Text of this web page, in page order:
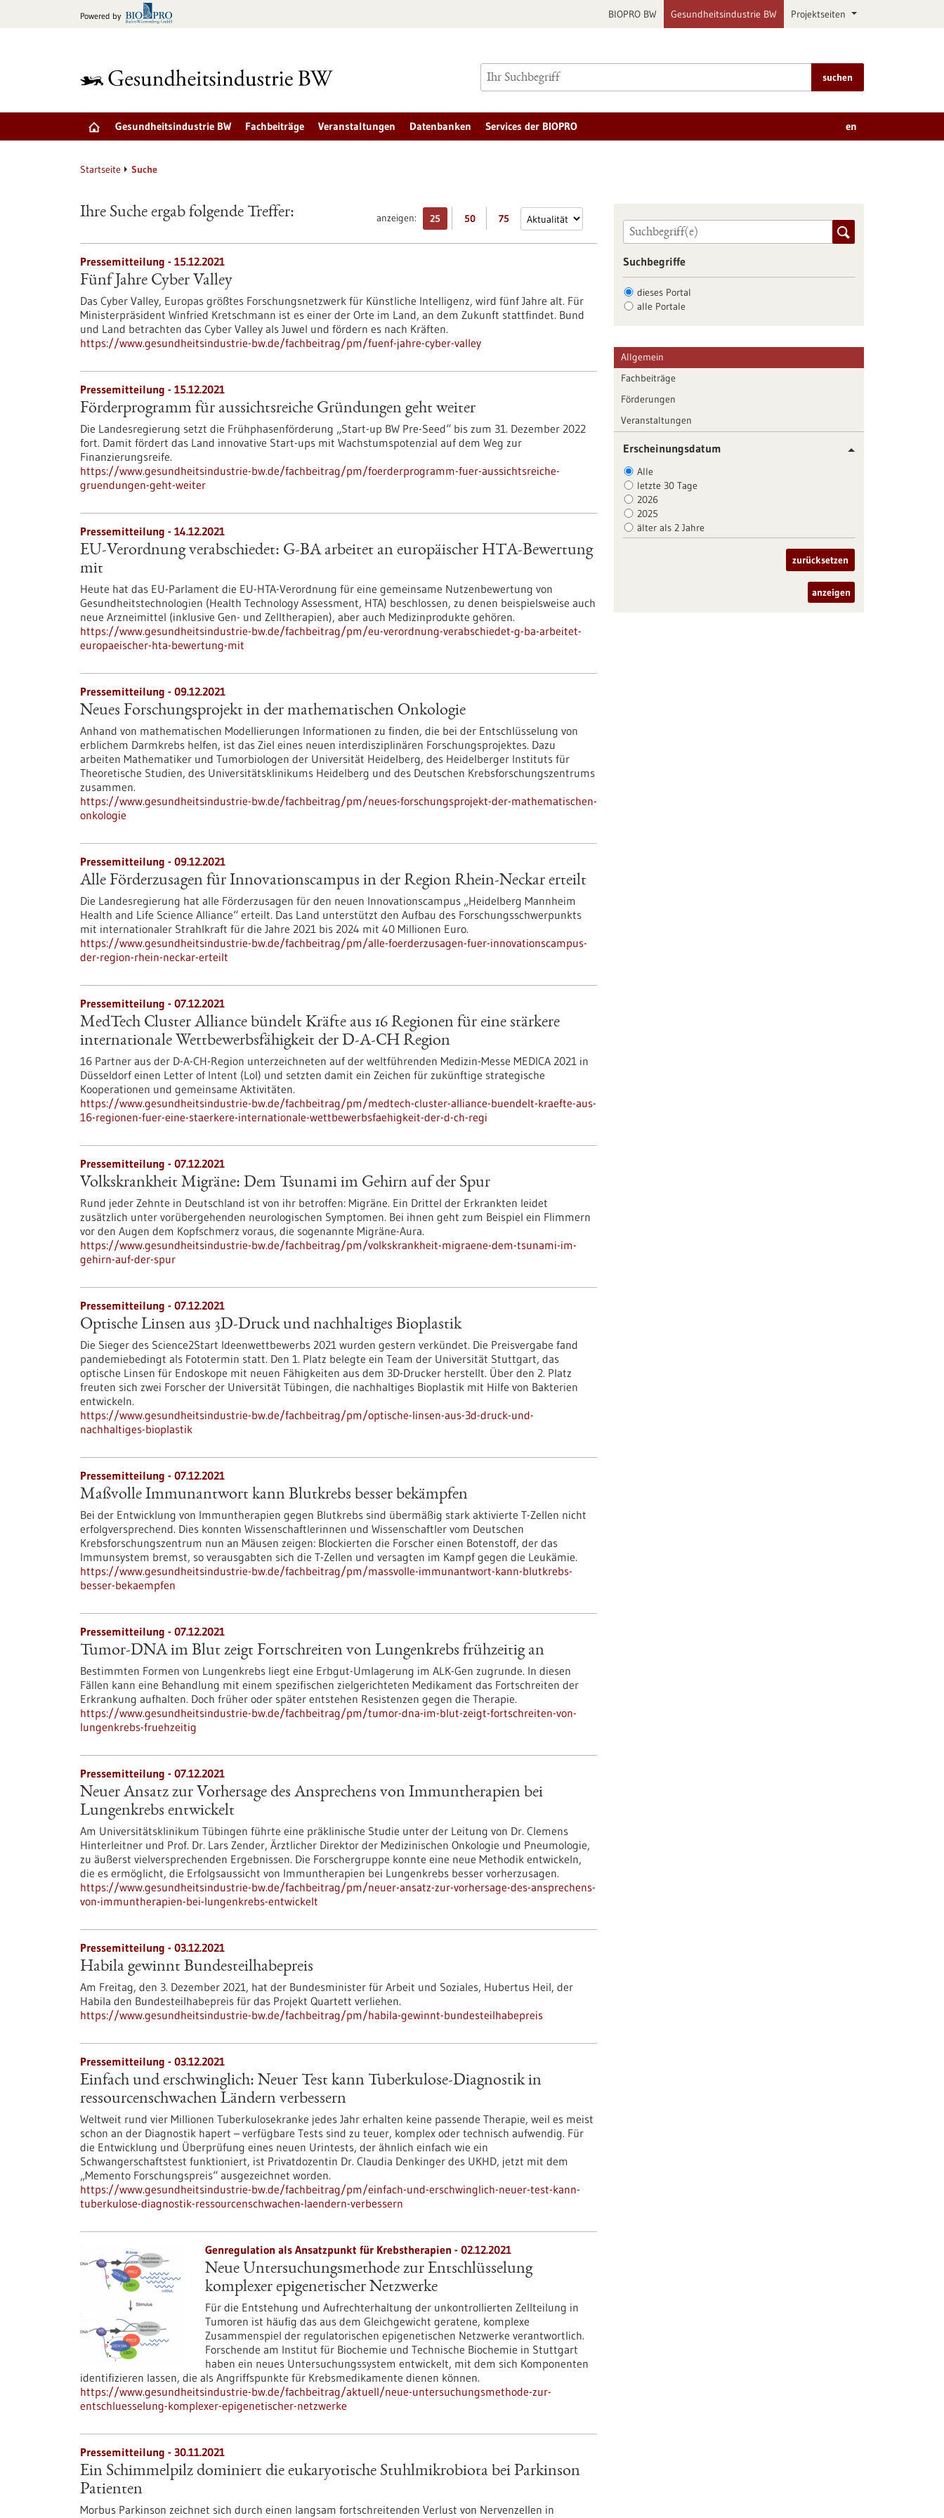
Powered by BIOPRO BW Gesundheitsindustrie BW Projektseiten
suchen
Gesundheitsindustrie BW Fachbeiträge Veranstaltungen Datenbanken Services der BIOPRO en
Startseite Suche
anzeigen: 25 50 75
Ihre Suche ergab folgende Treffer:
Pressemitteilung - 15.12.2021
Fünf Jahre Cyber Valley
Das Cyber Valley, Europas größtes Forschungsnetzwerk für Künstliche Intelligenz, wird fünf Jahre alt. Für
Ministerpräsident Winfried Kretschmann ist es einer der Orte im Land, an dem Zukunft stattfindet. Bund
und Land betrachten das Cyber Valley als Juwel und fördern es nach Kräften.
https://www.gesundheitsindustrie-bw.de/fachbeitrag/pm/fuenf-jahre-cyber-valley
Pressemitteilung - 15.12.2021
Förderprogramm für aussichtsreiche Gründungen geht weiter
Die Landesregierung setzt die Frühphasenförderung „Start-up BW Pre-Seed“ bis zum 31. Dezember 2022
fort. Damit fördert das Land innovative Start-ups mit Wachstumspotenzial auf dem Weg zur
Finanzierungsreife.
https://www.gesundheitsindustrie-bw.de/fachbeitrag/pm/foerderprogramm-fuer-aussichtsreiche-
gruendungen-geht-weiter
Pressemitteilung - 14.12.2021
EU-Verordnung verabschiedet: G-BA arbeitet an europäischer HTA-Bewertung
mit
Heute hat das EU-Parlament die EU-HTA-Verordnung für eine gemeinsame Nutzenbewertung von
Gesundheitstechnologien (Health Technology Assessment, HTA) beschlossen, zu denen beispielsweise auch
neue Arzneimittel (inklusive Gen- und Zelltherapien), aber auch Medizinprodukte gehören.
https://www.gesundheitsindustrie-bw.de/fachbeitrag/pm/eu-verordnung-verabschiedet-g-ba-arbeitet-
europaeischer-hta-bewertung-mit
Pressemitteilung - 09.12.2021
Neues Forschungsprojekt in der mathematischen Onkologie
Anhand von mathematischen Modellierungen Informationen zu finden, die bei der Entschlüsselung von
erblichem Darmkrebs helfen, ist das Ziel eines neuen interdisziplinären Forschungsprojektes. Dazu
arbeiten Mathematiker und Tumorbiologen der Universität Heidelberg, des Heidelberger Instituts für
Theoretische Studien, des Universitätsklinikums Heidelberg und des Deutschen Krebsforschungszentrums
zusammen.
https://www.gesundheitsindustrie-bw.de/fachbeitrag/pm/neues-forschungsprojekt-der-mathematischen-
onkologie
Pressemitteilung - 09.12.2021
Alle Förderzusagen für Innovationscampus in der Region Rhein-Neckar erteilt
Die Landesregierung hat alle Förderzusagen für den neuen Innovationscampus „Heidelberg Mannheim
Health and Life Science Alliance“ erteilt. Das Land unterstützt den Aufbau des Forschungsschwerpunkts
mit internationaler Strahlkraft für die Jahre 2021 bis 2024 mit 40 Millionen Euro.
https://www.gesundheitsindustrie-bw.de/fachbeitrag/pm/alle-foerderzusagen-fuer-innovationscampus-
der-region-rhein-neckar-erteilt
Pressemitteilung - 07.12.2021
MedTech Cluster Alliance bündelt Kräfte aus 16 Regionen für eine stärkere
internationale Wettbewerbsfähigkeit der D-A-CH Region
16 Partner aus der D-A-CH-Region unterzeichneten auf der weltführenden Medizin-Messe MEDICA 2021 in
Düsseldorf einen Letter of Intent (LoI) und setzten damit ein Zeichen für zukünftige strategische
Kooperationen und gemeinsame Aktivitäten.
https://www.gesundheitsindustrie-bw.de/fachbeitrag/pm/medtech-cluster-alliance-buendelt-kraefte-aus-
16-regionen-fuer-eine-staerkere-internationale-wettbewerbsfaehigkeit-der-d-ch-regi
Pressemitteilung - 07.12.2021
Volkskrankheit Migräne: Dem Tsunami im Gehirn auf der Spur
Rund jeder Zehnte in Deutschland ist von ihr betroffen: Migräne. Ein Drittel der Erkrankten leidet
zusätzlich unter vorübergehenden neurologischen Symptomen. Bei ihnen geht zum Beispiel ein Flimmern
vor den Augen dem Kopfschmerz voraus, die sogenannte Migräne-Aura.
https://www.gesundheitsindustrie-bw.de/fachbeitrag/pm/volkskrankheit-migraene-dem-tsunami-im-
gehirn-auf-der-spur
Pressemitteilung - 07.12.2021
Optische Linsen aus 3D-Druck und nachhaltiges Bioplastik
Die Sieger des Science2Start Ideenwettbewerbs 2021 wurden gestern verkündet. Die Preisvergabe fand
pandemiebedingt als Fototermin statt. Den 1. Platz belegte ein Team der Universität Stuttgart, das
optische Linsen für Endoskope mit neuen Fähigkeiten aus dem 3D-Drucker herstellt. Über den 2. Platz
freuten sich zwei Forscher der Universität Tübingen, die nachhaltiges Bioplastik mit Hilfe von Bakterien
entwickeln.
https://www.gesundheitsindustrie-bw.de/fachbeitrag/pm/optische-linsen-aus-3d-druck-und-
nachhaltiges-bioplastik
Pressemitteilung - 07.12.2021
Maßvolle Immunantwort kann Blutkrebs besser bekämpfen
Bei der Entwicklung von Immuntherapien gegen Blutkrebs sind übermäßig stark aktivierte T-Zellen nicht
erfolgversprechend. Dies konnten Wissenschaftlerinnen und Wissenschaftler vom Deutschen
Krebsforschungszentrum nun an Mäusen zeigen: Blockierten die Forscher einen Botenstoff, der das
Immunsystem bremst, so verausgabten sich die T-Zellen und versagten im Kampf gegen die Leukämie.
https://www.gesundheitsindustrie-bw.de/fachbeitrag/pm/massvolle-immunantwort-kann-blutkrebs-
besser-bekaempfen
Pressemitteilung - 07.12.2021
Tumor-DNA im Blut zeigt Fortschreiten von Lungenkrebs frühzeitig an
Bestimmten Formen von Lungenkrebs liegt eine Erbgut-Umlagerung im ALK-Gen zugrunde. In diesen
Fällen kann eine Behandlung mit einem spezifischen zielgerichteten Medikament das Fortschreiten der
Erkrankung aufhalten. Doch früher oder später entstehen Resistenzen gegen die Therapie.
https://www.gesundheitsindustrie-bw.de/fachbeitrag/pm/tumor-dna-im-blut-zeigt-fortschreiten-von-
lungenkrebs-fruehzeitig
Pressemitteilung - 07.12.2021
Neuer Ansatz zur Vorhersage des Ansprechens von Immuntherapien bei
Lungenkrebs entwickelt
Am Universitätsklinikum Tübingen führte eine präklinische Studie unter der Leitung von Dr. Clemens
Hinterleitner und Prof. Dr. Lars Zender, Ärztlicher Direktor der Medizinischen Onkologie und Pneumologie,
zu äußerst vielversprechenden Ergebnissen. Die Forschergruppe konnte eine neue Methodik entwickeln,
die es ermöglicht, die Erfolgsaussicht von Immuntherapien bei Lungenkrebs besser vorherzusagen.
https://www.gesundheitsindustrie-bw.de/fachbeitrag/pm/neuer-ansatz-zur-vorhersage-des-ansprechens-
von-immuntherapien-bei-lungenkrebs-entwickelt
Pressemitteilung - 03.12.2021
Habila gewinnt Bundesteilhabepreis
Am Freitag, den 3. Dezember 2021, hat der Bundesminister für Arbeit und Soziales, Hubertus Heil, der
Habila den Bundesteilhabepreis für das Projekt Quartett verliehen.
https://www.gesundheitsindustrie-bw.de/fachbeitrag/pm/habila-gewinnt-bundesteilhabepreis
Pressemitteilung - 03.12.2021
Einfach und erschwinglich: Neuer Test kann Tuberkulose-Diagnostik in
ressourcenschwachen Ländern verbessern
Weltweit rund vier Millionen Tuberkulosekranke jedes Jahr erhalten keine passende Therapie, weil es meist
schon an der Diagnostik hapert – verfügbare Tests sind zu teuer, komplex oder technisch aufwendig. Für
die Entwicklung und Überprüfung eines neuen Urintests, der ähnlich einfach wie ein
Schwangerschaftstest funktioniert, ist Privatdozentin Dr. Claudia Denkinger des UKHD, jetzt mit dem
„Memento Forschungspreis“ ausgezeichnet worden.
https://www.gesundheitsindustrie-bw.de/fachbeitrag/pm/einfach-und-erschwinglich-neuer-test-kann-
tuberkulose-diagnostik-ressourcenschwachen-laendern-verbessern
Genregulation als Ansatzpunkt für Krebstherapien - 02.12.2021
Neue Untersuchungsmethode zur Entschlüsselung
komplexer epigenetischer Netzwerke
Für die Entstehung und Aufrechterhaltung der unkontrollierten Zellteilung in
Tumoren ist häufig das aus dem Gleichgewicht geratene, komplexe
Zusammenspiel der regulatorischen epigenetischen Netzwerke verantwortlich.
Forschende am Institut für Biochemie und Technische Biochemie in Stuttgart
haben ein neues Untersuchungssystem entwickelt, mit dem sich Komponenten
identifizieren lassen, die als Angriffspunkte für Krebsmedikamente dienen können.
https://www.gesundheitsindustrie-bw.de/fachbeitrag/aktuell/neue-untersuchungsmethode-zur-
entschluesselung-komplexer-epigenetischer-netzwerke
Pressemitteilung - 30.11.2021
Ein Schimmelpilz dominiert die eukaryotische Stuhlmikrobiota bei Parkinson
Patienten
Morbus Parkinson zeichnet sich durch einen langsam fortschreitenden Verlust von Nervenzellen in
Suchbegriffe
dieses Portal
alle Portale
Allgemein
Fachbeiträge
Förderungen
Veranstaltungen
Erscheinungsdatum
Alle
letzte 30 Tage
2026
2025
älter als 2 Jahre
zurücksetzen
anzeigen